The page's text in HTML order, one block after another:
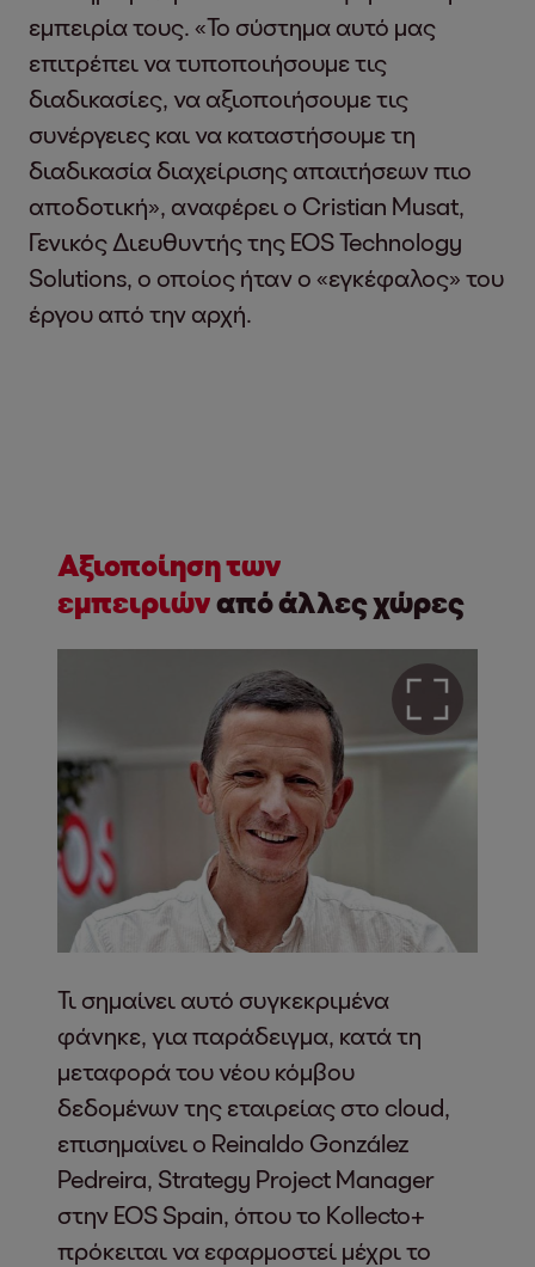
εμπειρία τους. «Το σύστημα αυτό μας
επιτρέπει να τυποποιήσουμε τις
διαδικασίες, να αξιοποιήσουμε τις
συνέργειες και να καταστήσουμε τη
διαδικασία διαχείρισης απαιτήσεων πιο
αποδοτική», αναφέρει ο Cristian Musat,
Γενικός Διευθυντής της EOS Technology
Solutions, ο οποίος ήταν ο «εγκέφαλος» του
έργου από την αρχή.
Αξιοποίηση των
εμπειριώναπό άλλες χώρες
Τι σημαίνει αυτό συγκεκριμένα
φάνηκε, για παράδειγμα, κατά τη
μεταφορά του νέου κόμβου
δεδομένων της εταιρείας στο cloud,
επισημαίνει ο Reinaldo González
Pedreira, Strategy Project Manager
στην EOS Spain, όπου το Kollecto+
πρόκειται να εφαρμοστεί μέχρι το